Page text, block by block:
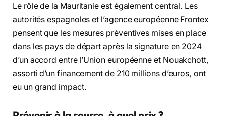
Le rôle de la Mauritanie est également central. Les
autorités espagnoles et l’agence européenne Frontex
pensent que les mesures préventives mises en place
dans les pays de départ après la signature en 2024
d’un accord entre l’Union européenne et Nouakchott,
assorti d’un financement de 210 millions d’euros, ont
eu un grand impact.